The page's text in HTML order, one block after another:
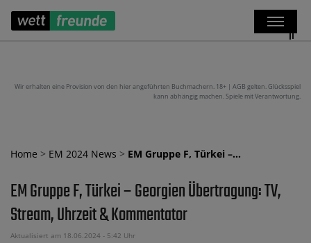
Wir erhalten eine Provision von den hier angeführten Buchmachern. 18+ | AGB gelten. Glücksspiel
kann abhängig machen. Spiele mit Verantwortung.
Home > EM 2024 News > EM Gruppe F, Türkei –…
EM Gruppe F, Türkei – Georgien Übertragung: TV,
Stream, Uhrzeit & Kommentator
Aktualisiert am 18.06.2024 - 5:42 Uhr